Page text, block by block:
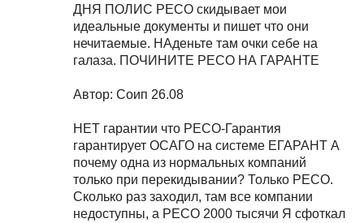
ДНЯ ПОЛИС РЕСО скидывает мои
идеальные документы и пишет что они
нечитаемые. НАденьте там очки себе на
галаза. ПОЧИНИТЕ РЕСО НА ГАРАНТЕ
Автор: Соип 26.08
НЕТ гарантии что РЕСО-Гарантия
гарантирует ОСАГО на системе ЕГАРАНТ А
почему одна из нормальных компаний
только при перекидывании? Только РЕСО.
Сколько раз заходил, там все компании
недоступны, а РЕСО 2000 тысячи Я сфоткал